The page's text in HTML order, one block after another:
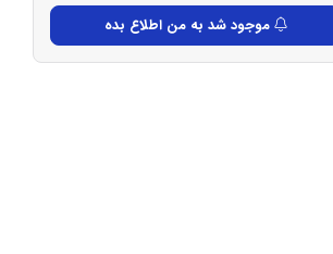
موجود شد به من اطلاع بده